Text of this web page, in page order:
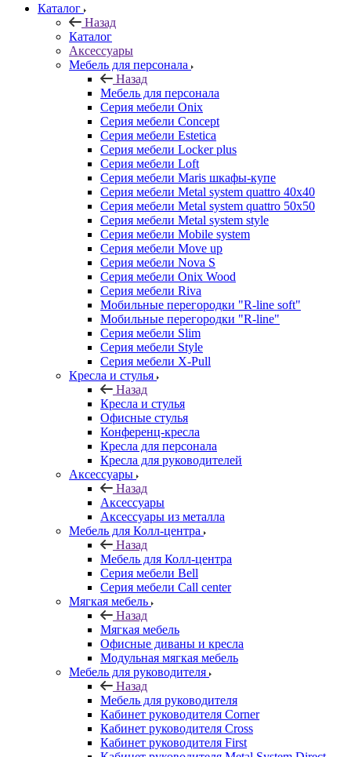
Каталог
Назад
Каталог
Аксессуары
Мебель для персонала
Назад
Мебель для персонала
Серия мебели Onix
Серия мебели Concept
Серия мебели Estetica
Серия мебели Locker plus
Серия мебели Loft
Серия мебели Maris шкафы-купе
Серия мебели Metal system quattro 40x40
Серия мебели Metal system quattro 50x50
Серия мебели Metal system style
Серия мебели Mobile system
Серия мебели Move up
Серия мебели Nova S
Серия мебели Onix Wood
Серия мебели Riva
Мобильные перегородки "R-line soft"
Мобильные перегородки "R-line"
Серия мебели Slim
Серия мебели Style
Серия мебели X-Pull
Кресла и стулья
Назад
Кресла и стулья
Офисные стулья
Конференц-кресла
Кресла для персонала
Кресла для руководителей
Аксессуары
Назад
Аксессуары
Аксессуары из металла
Мебель для Колл-центра
Назад
Мебель для Колл-центра
Серия мебели Bell
Серия мебели Call center
Мягкая мебель
Назад
Мягкая мебель
Офисные диваны и кресла
Модульная мягкая мебель
Мебель для руководителя
Назад
Мебель для руководителя
Кабинет руководителя Corner
Кабинет руководителя Cross
Кабинет руководителя First